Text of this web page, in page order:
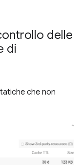
delle
di
che non